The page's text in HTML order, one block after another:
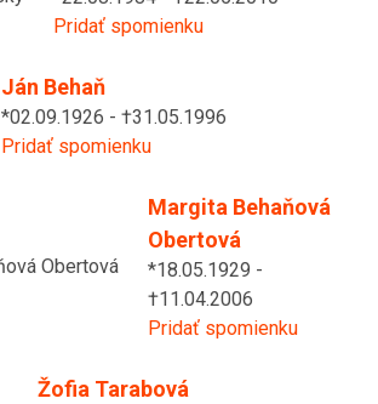
Pridať spomienku
Ján Behaň
*02.09.1926 - †31.05.1996
Pridať spomienku
Margita Behaňová
Obertová
*18.05.1929 -
†11.04.2006
Pridať spomienku
Žofia Tarabová